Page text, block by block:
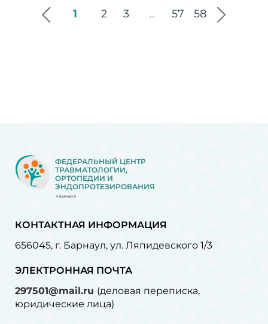
1 2 3 ... 57 58
ФЕДЕРАЛЬНЫЙ ЦЕНТР
ТРАВМАТОЛОГИИ,
ОРТОПЕДИИ И
ЭНДОПРОТЕЗИРОВАНИЯ
БАРНАУЛ
КОНТАКТНАЯ ИНФОРМАЦИЯ
656045, г. Барнаул, ул. Ляпидевского 1/3
ЭЛЕКТРОННАЯ ПОЧТА
297501@mail.ru (деловая переписка,
юридические лица)